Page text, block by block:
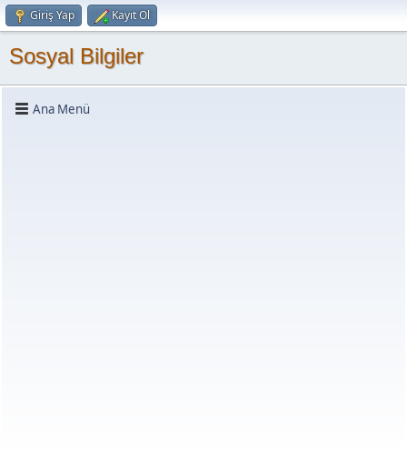
Giriş Yap Kayıt Ol
Sosyal Bilgiler
Ana Menü